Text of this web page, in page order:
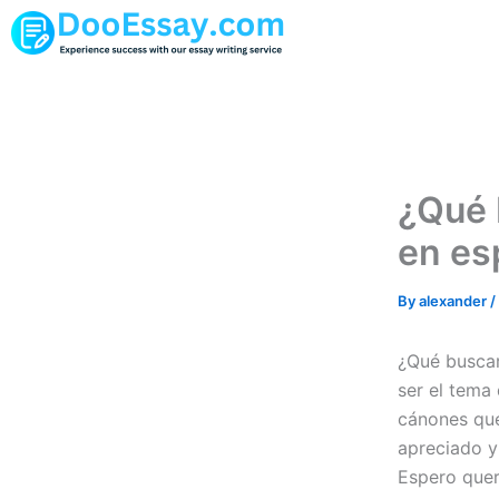
Skip
to
en
Byalexander /
¿Qué
ser el
cánones
apreciado
Espero